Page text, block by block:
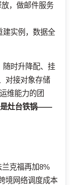
，做邮件服务
建实例，数据全
随时升降配、挂
对接对象存储
维能力的团
是灶台铁锅——
克福再加8%
境网络调度成本